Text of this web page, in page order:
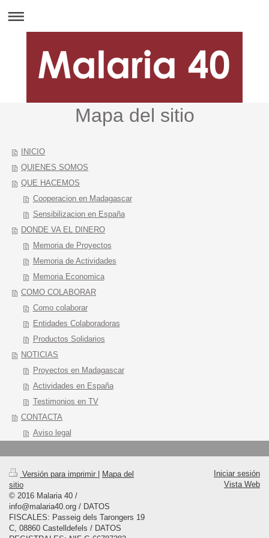
Mapa del sitio
INICIO
QUIENES SOMOS
QUE HACEMOS
Cooperacion en Madagascar
Sensibilizacion en España
DONDE VA EL DINERO
Memoria de Proyectos
Memoria de Actividades
Memoria Economica
COMO COLABORAR
Como colaborar
Entidades Colaboradoras
Productos Solidarios
NOTICIAS
Proyectos en Madagascar
Actividades en España
Testimonios en TV
CONTACTA
Aviso legal
Versión para imprimir
Mapa del
sitio
© 2016 Malaria 40 /
info@malaria40.org / DATOS
FISCALES: Passeig dels Tarongers 19
C, 08860 Castelldefels / DATOS
Iniciar sesión
Vista Web